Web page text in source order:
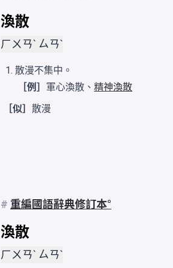
渙散
ㄏㄨㄢˋ ㄙㄢˋ
散漫不集中。
［例］ 軍心渙散、 精神渙散
［似］ 散漫
# 重編國語辭典修訂本
渙散
ㄏㄨㄢˋ ㄙㄢˋ